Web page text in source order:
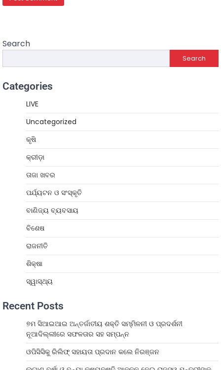
Search
Search
Categories
LIVE
Uncategorized
କୃଷି
କ୍ରୀଡ଼ା
ତାଜା ଖବର
ପର୍ଯ୍ୟଟନ ଓ ସଂସ୍କୃତି
ବାଣିଜ୍ୟ ବ୍ୟବସାୟ
ବିଶେଷ
ରାଜନୀତି
ଶିକ୍ଷା
ସ୍ୱାସ୍ଥ୍ୟ
Recent Posts
୭ମ ସିଆଇଆଇ ଅନ୍ତର୍ଜାତୀୟ ଶକ୍ତି ସମ୍ମିଳନୀ ଓ ପ୍ରଦର୍ଶନୀ
ନୂଆଦିଲ୍ଲୀରେ ସଫଳତାର ସହ ସମ୍ପନ୍ନ
ଓପିସିସିକୁ ରିଲିଫ୍ ସହାୟତା ପ୍ରଦାନ କଲେ ନିରଞ୍ଜନ